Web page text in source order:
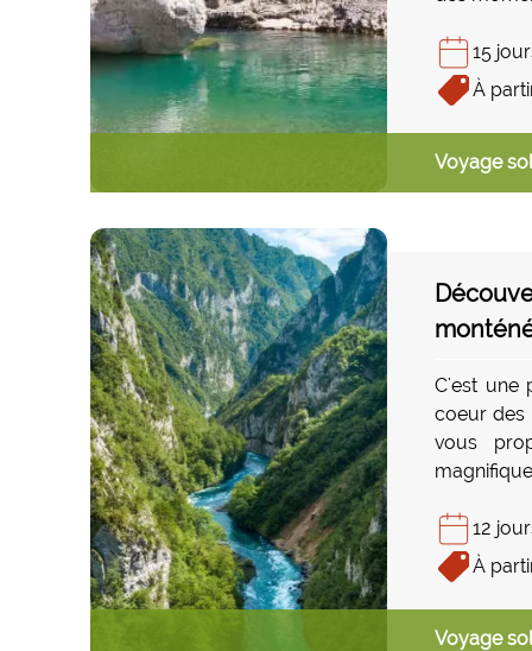
battus,
15
À
Voyage
C'est une
coeur des
vous
à
bellles les
et ses
12
À
Voyage